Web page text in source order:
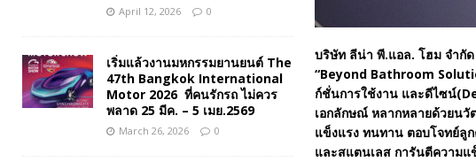
บริษัท ลีน่า พี.แอล. โฮม จำกั
“Beyond Bathroom
ก์ชั่นการใช้งาน และดีไซน์
เอกลักษณ์ หลากหลายด้วยนวั
แข็งแรง ทนทาน ตอบโจทย์ลู
และสแตนเลส การันตีความ
April 12, 2026 0
เริ่มแล้วงานมหกรรมยานยนต์ The
47th Bangkok International
Motor 2026 ที่คนรักรถ ไม่ควร
พลาด 25 มีค. – 5 เมย.2569
March 26, 2026 0